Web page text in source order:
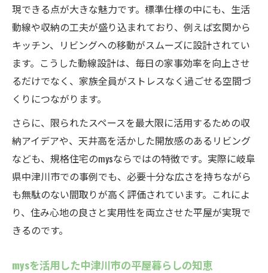
現できる点が大きな魅力です。標準仕様の中にも、生活
動線や収納の工夫が盛り込まれており、例えば玄関から
キッチン、リビングへの移動がスムーズに設計されてい
ます。こうした動線設計は、毎日の家事効率を向上させ
るだけでなく、家族全員がストレスなく過ごせる空間づ
くりにつながります。
さらに、限られたスペースを最大限に活用するための収
納アイデアや、天井高を活かした開放感のあるリビング
なども、規格住宅のmysならではの特徴です。実際に岐阜
県中津川市での事例でも、必要十分な広さを持ちながら
も無駄のない間取りが高く評価されています。これによ
り、住み心地の良さと実用性を両立させた平屋が実現で
きるのです。
mysを活用した中津川市の平屋暮らしの知恵